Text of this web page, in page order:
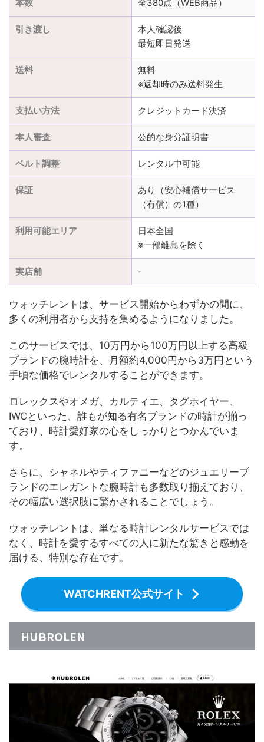
本数 全380点（WEB商品）
引き渡し
本人確認後
最短即日発送
送料
無料
※返却時のみ送料発生
支払い方法 クレジットカード決済
本人審査 公的な身分証明書
ベルト調整 レンタル中可能
保証
あり（安心補償サービス
（有償）の1種）
利用可能エリア
日本全国
※一部離島を除く
実店舗 -
ウォッチレントは、サービス開始からわずかの間に、
多くの利用者から支持を集めるようになりました。
このサービスでは、10万円から100万円以上する高級
ブランドの腕時計を、月額約4,000円から3万円という
手頃な価格でレンタルすることができます。
ロレックスやオメガ、カルティエ、タグホイヤー、
IWCといった、誰もが知る有名ブランドの時計が揃っ
ており、時計愛好家の心をしっかりとつかんでいま
す。
さらに、シャネルやティファニーなどのジュエリーブ
ランドのエレガントな腕時計も多数取り揃えており、
その幅広い選択肢に驚かされることでしょう。
ウォッチレントは、単なる時計レンタルサービスでは
なく、時計を愛するすべての人に新たな驚きと感動を
届ける、特別な存在です。
WATCHRENT公式サイト
HUBROLEN